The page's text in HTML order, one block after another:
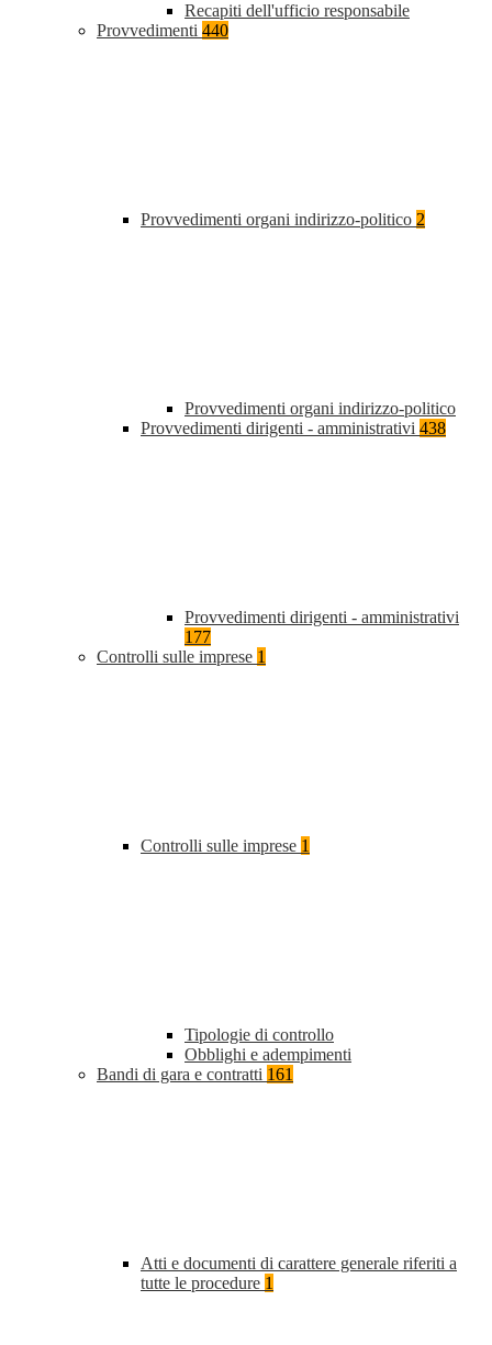
Recapiti dell'ufficio responsabile
Provvedimenti 440
Provvedimenti organi indirizzo-politico 2
Provvedimenti organi indirizzo-politico
Provvedimenti dirigenti - amministrativi 438
Provvedimenti dirigenti - amministrativi
177
Controlli sulle imprese 1
Controlli sulle imprese 1
Tipologie di controllo
Obblighi e adempimenti
Bandi di gara e contratti 161
Atti e documenti di carattere generale riferiti a
tutte le procedure 1